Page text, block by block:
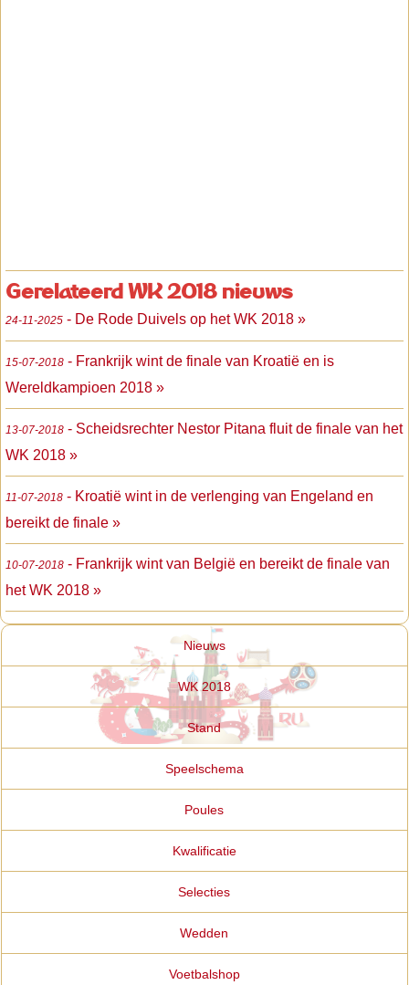
Gerelateerd WK 2018 nieuws
24-11-2025 - De Rode Duivels op het WK 2018 »
15-07-2018 - Frankrijk wint de finale van Kroatië en is
Wereldkampioen 2018 »
13-07-2018 - Scheidsrechter Nestor Pitana fluit de finale van het
WK 2018 »
11-07-2018 - Kroatië wint in de verlenging van Engeland en
bereikt de finale »
10-07-2018 - Frankrijk wint van België en bereikt de finale van
het WK 2018 »
Nieuws
WK 2018
Stand
Speelschema
Poules
Kwalificatie
Selecties
Wedden
Voetbalshop